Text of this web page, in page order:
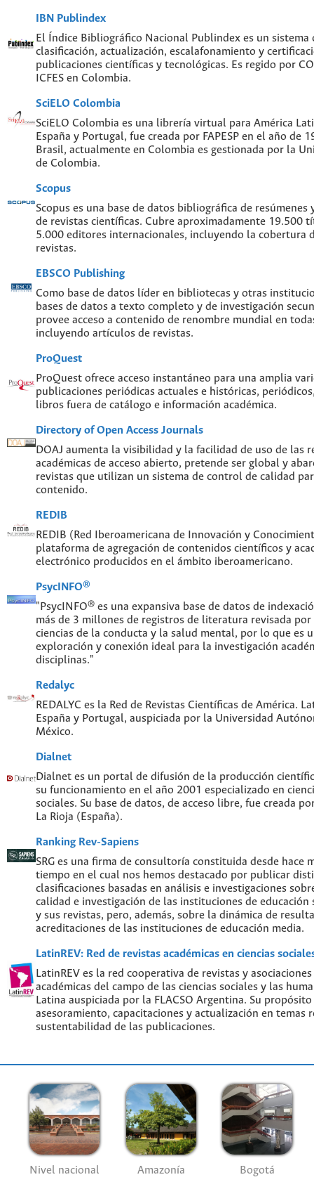
IBN Publindex
El Índice Bibliográfico Nacional Publindex es un
clasificación, actualización, escalafonamiento y
publicaciones científicas y tecnológicas. Es regido por
ICFES en Colombia.
SciELO Colombia
SciELO Colombia es una librería virtual para América
España y Portugal, fue creada por FAPESP en el año de
Brasil, actualmente en Colombia es gestionada por la
de Colombia.
Scopus
Scopus es una base de datos bibliográfica de
de revistas científicas. Cubre aproximadamente 19.500
5.000 editores internacionales, incluyendo la cobertura
revistas.
EBSCO Publishing
Como base de datos líder en bibliotecas y otras
bases de datos a texto completo y de investigación
provee acceso a contenido de renombre mundial en
incluyendo artículos de revistas.
ProQuest
ProQuest ofrece acceso instantáneo para una amplia
publicaciones periódicas actuales e históricas,
libros fuera de catálogo e información académica.
Directory of Open Access Journals
DOAJ aumenta la visibilidad y la facilidad de uso de las
académicas de acceso abierto, pretende ser global y
revistas que utilizan un sistema de control de calidad
contenido.
REDIB
REDIB (Red Iberoamericana de Innovación y
plataforma de agregación de contenidos científicos y
electrónico producidos en el ámbito iberoamericano.
PsycINFO®
"PsycINFO® es una expansiva base de datos de
más de 3 millones de registros de literatura revisada por
ciencias de la conducta y la salud mental, por lo que es
exploración y conexión ideal para la investigación
disciplinas."
Redalyc
REDALYC es la Red de Revistas Científicas de América.
España y Portugal, auspiciada por la Universidad
México.
Dialnet
Dialnet es un portal de difusión de la producción
su funcionamiento en el año 2001 especializado en
sociales. Su base de datos, de acceso libre, fue creada
La Rioja (España).
Ranking Rev-Sapiens
SRG es una firma de consultoría constituida desde hace
tiempo en el cual nos hemos destacado por publicar
clasificaciones basadas en análisis e investigaciones
calidad e investigación de las instituciones de educación
y sus revistas, pero, además, sobre la dinámica de
acreditaciones de las instituciones de educación media.
LatinREV: Red de revistas académicas en ciencias
LatinREV es la red cooperativa de revistas y
académicas del campo de las ciencias sociales y las
Latina auspiciada por la FLACSO Argentina. Su
asesoramiento, capacitaciones y actualización en temas
sustentabilidad de las publicaciones.
Nivel nacional Amazonía Bogotá